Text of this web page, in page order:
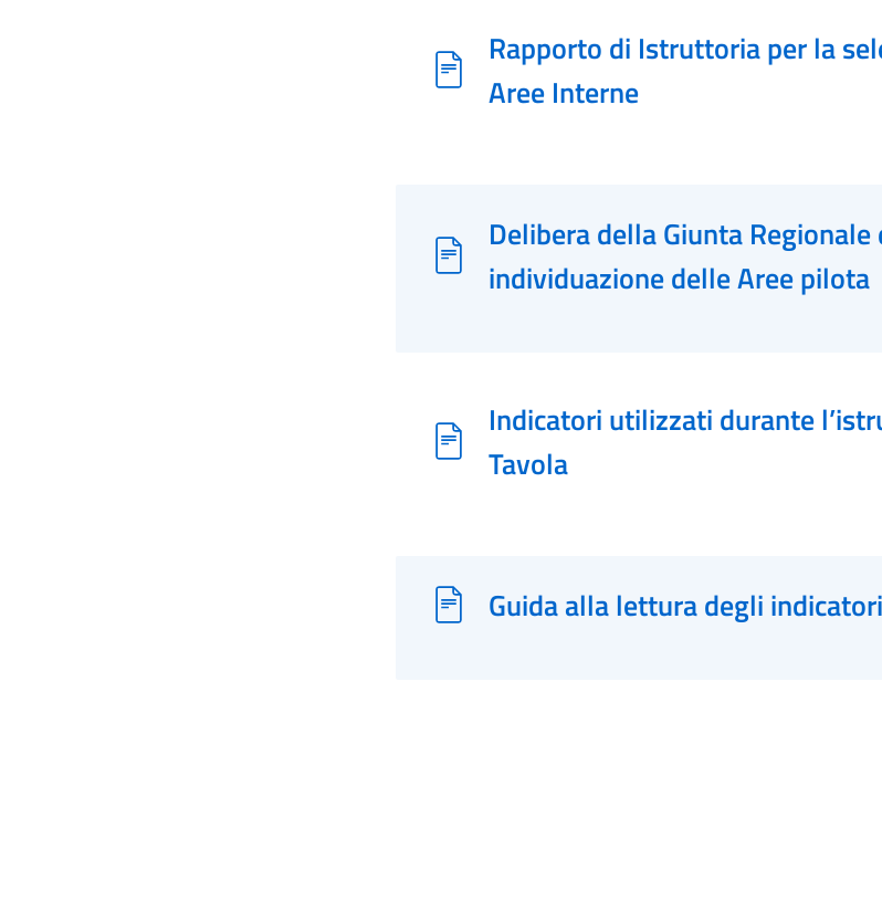
Rapporto di Istruttoria per la
Aree Interne
Delibera della Giunta Regionale
individuazione delle Aree pilota
Indicatori utilizzati durante
Tavola
Guida alla lettura degli indicatori